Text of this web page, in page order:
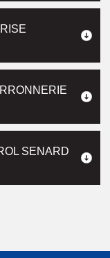
SENARD